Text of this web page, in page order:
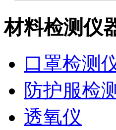
材料检测仪
口罩检测
防护服检
透氧仪